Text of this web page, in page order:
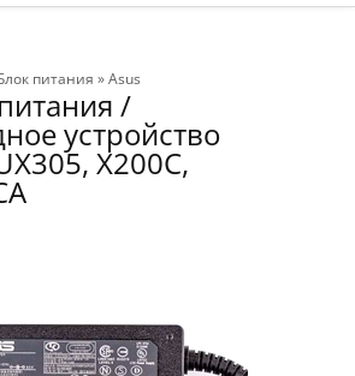
питания »Asus
/
устройство
X200C,